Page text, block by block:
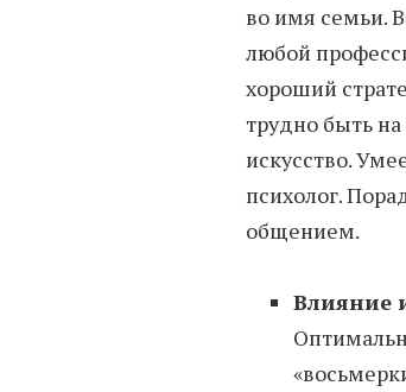
во имя семьи.
любой
хороший
трудно быть
искусство.
психолог.
общением.
Влияние